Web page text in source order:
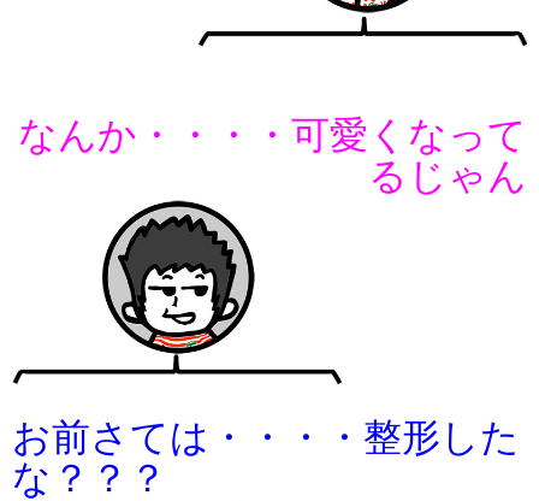
なんか・・・・可愛くなって
るじゃん
お前さては・・・・整形した
な？？？